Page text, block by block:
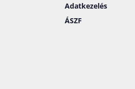
Adatkezelés
ÁSZF